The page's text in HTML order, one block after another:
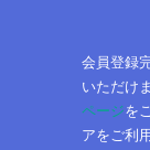
会員登録
いただけ
ページを
アをご利